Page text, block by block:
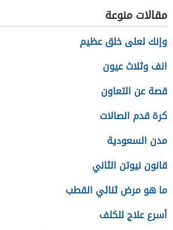
مقالات منوعة
وإنك لعلى خلق عظيم
انف وثلاث عيون
قصة عن التعاون
كرة قدم الصالات
مدن السعودية
قانون نيوتن الثاني
ما هو مرض ثنائي القطب
أسرع علاج للكلف